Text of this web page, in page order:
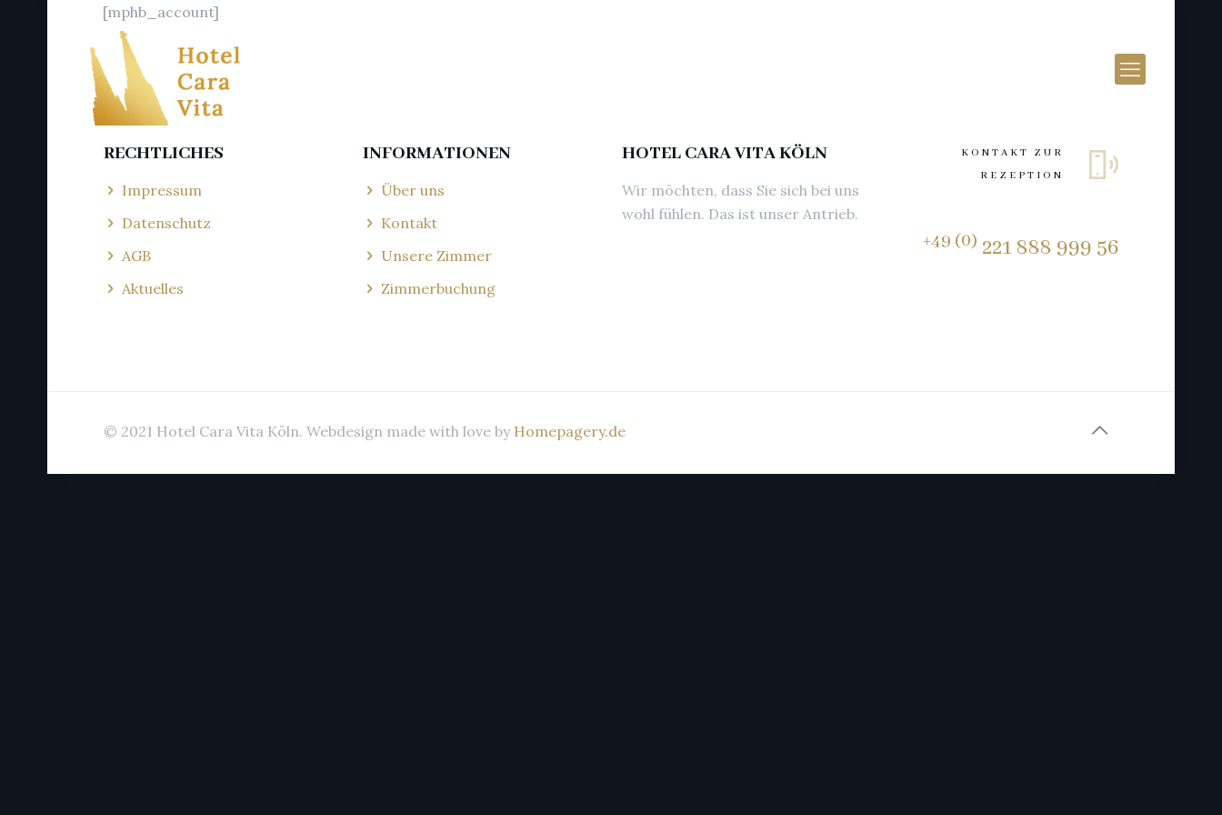
[mphb_account]
RECHTLICHES
Impressum
Datenschutz
AGB
Aktuelles
INFORMATIONEN
Über uns
Kontakt
Unsere Zimmer
Zimmerbuchung
HOTEL CARA VITA KÖLN
Wir möchten, dass Sie sich bei uns
wohl fühlen. Das ist unser Antrieb.
KONTAKT ZUR
REZEPTION
+49 (0) 221 888 999 56
© 2021 Hotel Cara Vita Köln. Webdesign made with love by Homepagery.de